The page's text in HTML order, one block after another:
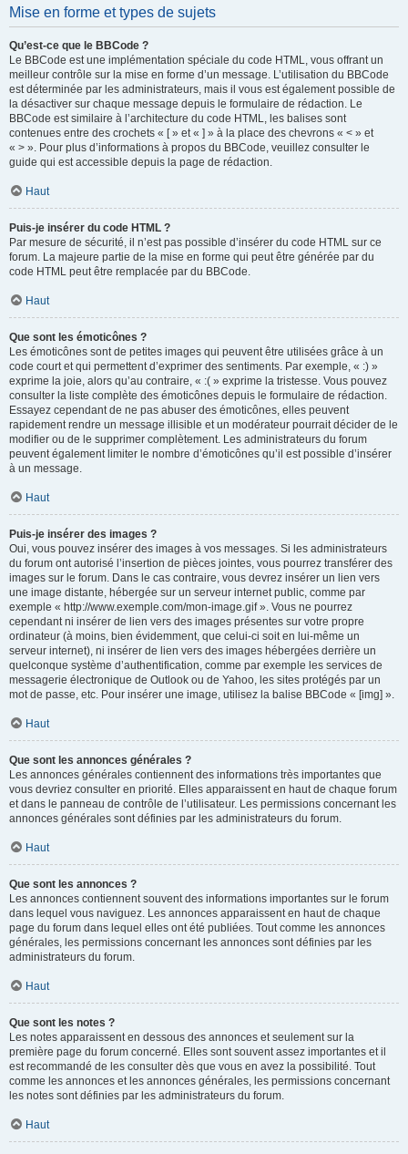
Mise en forme et types de sujets
Qu’est-ce que le BBCode ?
Le BBCode est une implémentation spéciale du code HTML, vous offrant un
meilleur contrôle sur la mise en forme d’un message. L’utilisation du BBCode
est déterminée par les administrateurs, mais il vous est également possible de
la désactiver sur chaque message depuis le formulaire de rédaction. Le
BBCode est similaire à l’architecture du code HTML, les balises sont
contenues entre des crochets « [ » et « ] » à la place des chevrons « < » et
« > ». Pour plus d’informations à propos du BBCode, veuillez consulter le
guide qui est accessible depuis la page de rédaction.
Haut
Puis-je insérer du code HTML ?
Par mesure de sécurité, il n’est pas possible d’insérer du code HTML sur ce
forum. La majeure partie de la mise en forme qui peut être générée par du
code HTML peut être remplacée par du BBCode.
Haut
Que sont les émoticônes ?
Les émoticônes sont de petites images qui peuvent être utilisées grâce à un
code court et qui permettent d’exprimer des sentiments. Par exemple, « :) »
exprime la joie, alors qu’au contraire, « :( » exprime la tristesse. Vous pouvez
consulter la liste complète des émoticônes depuis le formulaire de rédaction.
Essayez cependant de ne pas abuser des émoticônes, elles peuvent
rapidement rendre un message illisible et un modérateur pourrait décider de le
modifier ou de le supprimer complètement. Les administrateurs du forum
peuvent également limiter le nombre d’émoticônes qu’il est possible d’insérer
à un message.
Haut
Puis-je insérer des images ?
Oui, vous pouvez insérer des images à vos messages. Si les administrateurs
du forum ont autorisé l’insertion de pièces jointes, vous pourrez transférer des
images sur le forum. Dans le cas contraire, vous devrez insérer un lien vers
une image distante, hébergée sur un serveur internet public, comme par
exemple « http://www.exemple.com/mon-image.gif ». Vous ne pourrez
cependant ni insérer de lien vers des images présentes sur votre propre
ordinateur (à moins, bien évidemment, que celui-ci soit en lui-même un
serveur internet), ni insérer de lien vers des images hébergées derrière un
quelconque système d’authentification, comme par exemple les services de
messagerie électronique de Outlook ou de Yahoo, les sites protégés par un
mot de passe, etc. Pour insérer une image, utilisez la balise BBCode « [img] ».
Haut
Que sont les annonces générales ?
Les annonces générales contiennent des informations très importantes que
vous devriez consulter en priorité. Elles apparaissent en haut de chaque forum
et dans le panneau de contrôle de l’utilisateur. Les permissions concernant les
annonces générales sont définies par les administrateurs du forum.
Haut
Que sont les annonces ?
Les annonces contiennent souvent des informations importantes sur le forum
dans lequel vous naviguez. Les annonces apparaissent en haut de chaque
page du forum dans lequel elles ont été publiées. Tout comme les annonces
générales, les permissions concernant les annonces sont définies par les
administrateurs du forum.
Haut
Que sont les notes ?
Les notes apparaissent en dessous des annonces et seulement sur la
première page du forum concerné. Elles sont souvent assez importantes et il
est recommandé de les consulter dès que vous en avez la possibilité. Tout
comme les annonces et les annonces générales, les permissions concernant
les notes sont définies par les administrateurs du forum.
Haut